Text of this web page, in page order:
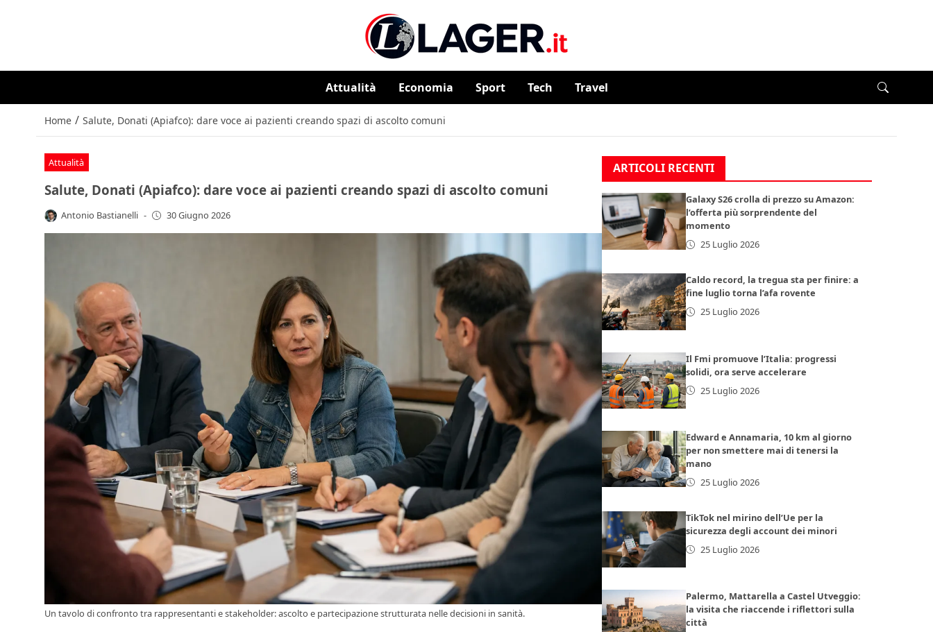
Attualità ⁠⁠Economia Sport Tech Travel
Home / Salute, Donati (Apiafco): dare voce ai pazienti creando spazi di ascolto comuni
Attualità
Salute, Donati (Apiafco): dare voce ai pazienti creando spazi di ascolto comuni
Antonio Bastianelli - 30 Giugno 2026
Un tavolo di confronto tra rappresentanti e stakeholder: ascolto e partecipazione strutturata nelle decisioni in sanità.
ARTICOLI RECENTI
Galaxy S26 crolla di prezzo su Amazon:
l’offerta più sorprendente del
momento
25 Luglio 2026
Caldo record, la tregua sta per finire: a
fine luglio torna l’afa rovente
25 Luglio 2026
Il Fmi promuove l’Italia: progressi
solidi, ora serve accelerare
25 Luglio 2026
Edward e Annamaria, 10 km al giorno
per non smettere mai di tenersi la
mano
25 Luglio 2026
TikTok nel mirino dell’Ue per la
sicurezza degli account dei minori
25 Luglio 2026
Palermo, Mattarella a Castel Utveggio:
la visita che riaccende i riflettori sulla
città